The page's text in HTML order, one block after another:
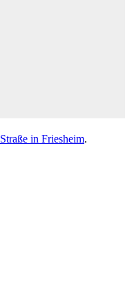
Straße in Friesheim.